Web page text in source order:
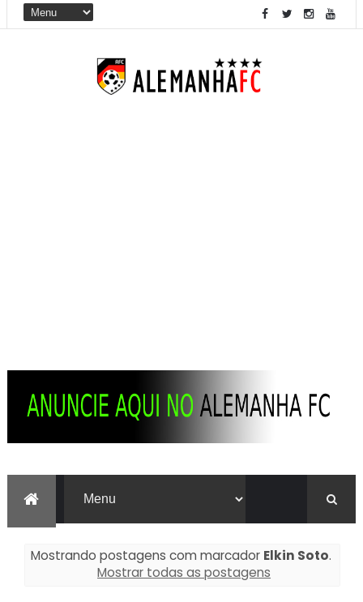
Mostrando postagens com marcador Elkin Soto.
Mostrar todas as postagens